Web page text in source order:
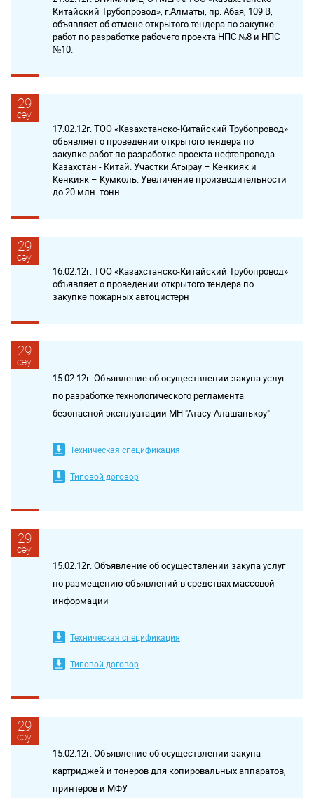
Китайский Трубопровод», г.Алматы, пр. Абая, 109 В,
объявляет об отмене открытого тендера по закупке
работ по разработке рабочего проекта НПС №8 и НПС
№10.
29
сәу.
17.02.12г. ТОО «Казахстанско-Китайский Трубопровод»
объявляет о проведении открытого тендера по
закупке работ по разработке проекта нефтепровода
Казахстан - Китай. Участки Атырау – Кенкияк и
Кенкияк – Кумколь. Увеличение производительности
до 20 млн. тонн
29
сәу.
16.02.12г. ТОО «Казахстанско-Китайский Трубопровод»
объявляет о проведении открытого тендера по
закупке пожарных автоцистерн
29
сәу.
15.02.12г. Объявление об осуществлении закупа услуг
по разработке технологического регламента
безопасной эксплуатации МН "Атасу-Алашанькоу"
Техническая спецификация
Типовой договор
29
сәу.
15.02.12г. Объявление об осуществлении закупа услуг
по размещению объявлений в средствах массовой
информации
Техническая спецификация
Типовой договор
29
сәу.
15.02.12г. Объявление об осуществлении закупа
картриджей и тонеров для копировальных аппаратов,
принтеров и МФУ